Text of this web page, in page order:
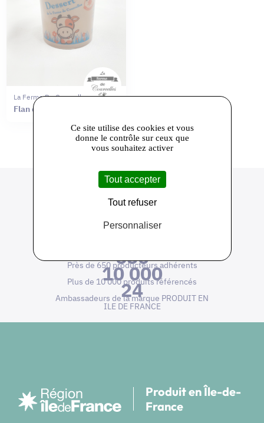
La Ferme De Courcelles
Flan chocolat
650
Près de 650 producteurs adhérents
10 000
Plus de 10 000 produits référencés
24
Ambassadeurs de la marque PRODUIT EN
ILE DE FRANCE
Produit en Île-de-
France
Ce site utilise des cookies et vous
donne le contrôle sur ceux que
vous souhaitez activer
Tout accepter
Tout refuser
Personnaliser